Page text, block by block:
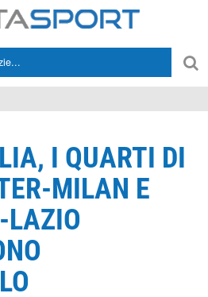
I QUARTI DI
MILAN E
LAZIO